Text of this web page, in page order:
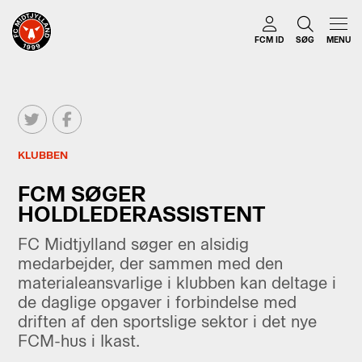
FCM ID SØG MENU
KLUBBEN
FCM SØGER
HOLDLEDERASSISTENT
FC Midtjylland søger en alsidig
medarbejder, der sammen med den
materialeansvarlige i klubben kan deltage i
de daglige opgaver i forbindelse med
driften af den sportslige sektor i det nye
FCM-hus i Ikast.